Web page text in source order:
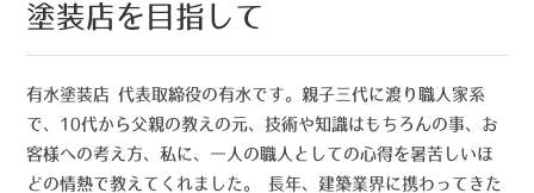
塗装店を目指して
有水塗装店 代表取締役の有水です。親子三代に渡り職人家系
で、10代から父親の教えの元、技術や知識はもちろんの事、お
客様への考え方、私に、一人の職人としての心得を暑苦しいほ
どの情熱で教えてくれました。 長年、建築業界に携わってきた